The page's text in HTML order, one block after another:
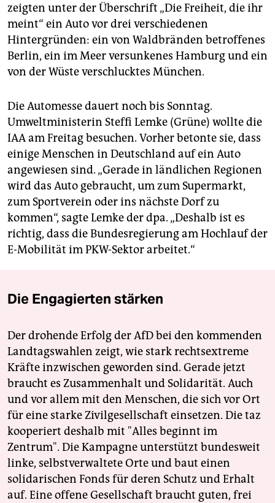
zeigten unter der Überschrift „Die Freiheit, die ihr
meint“ ein Auto vor drei verschiedenen
Hintergründen: ein von Waldbränden betroffenes
Berlin, ein im Meer versunkenes Hamburg und ein
von der Wüste verschlucktes München.
Die Automesse dauert noch bis Sonntag.
Umweltministerin Steffi Lemke (Grüne) wollte die
IAA am Freitag besuchen. Vorher betonte sie, dass
einige Menschen in Deutschland auf ein Auto
angewiesen sind. „Gerade in ländlichen Regionen
wird das Auto gebraucht, um zum Supermarkt,
zum Sportverein oder ins nächste Dorf zu
kommen“, sagte Lemke der dpa. „Deshalb ist es
richtig, dass die Bundesregierung am Hochlauf der
E-Mobilität im PKW-Sektor arbeitet.“
Die Engagierten stärken
Der drohende Erfolg der AfD bei den kommenden
Landtagswahlen zeigt, wie stark rechtsextreme
Kräfte inzwischen geworden sind. Gerade jetzt
braucht es Zusammenhalt und Solidarität. Auch
und vor allem mit den Menschen, die sich vor Ort
für eine starke Zivilgesellschaft einsetzen. Die taz
kooperiert deshalb mit "Alles beginnt im
Zentrum". Die Kampagne unterstützt bundesweit
linke, selbstverwaltete Orte und baut einen
solidarischen Fonds für deren Schutz und Erhalt
auf. Eine offene Gesellschaft braucht guten, frei